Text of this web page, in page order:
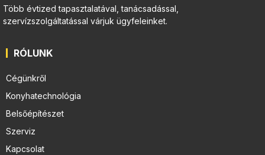
Több évtized tapasztalatával, tanácsadással,
szervízszolgáltatással várjuk ügyfeleinket.
RÓLUNK
Cégünkről
Konyhatechnológia
Belsőépítészet
Szerviz
Kapcsolat